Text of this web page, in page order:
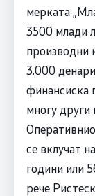
мерката
3500 млади
производни
3.000
финансиска
многу
се вклучат
години или
рече